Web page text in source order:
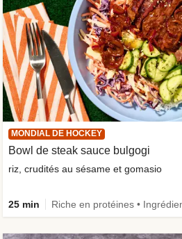
MONDIAL DE HOCKEY
Bowl de steak sauce bulgogi
riz, crudités au sésame et gomasio
25 min